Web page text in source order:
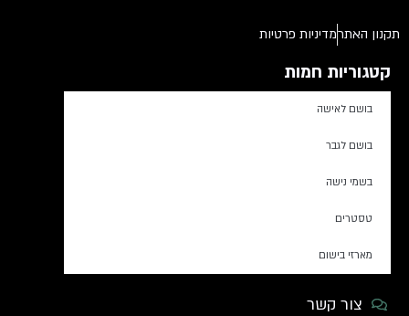
תקנון האתרמדיניות פרטיות
קטגוריות חמות
בושם לאישה
בושם לגבר
בשמי נישה
טסטרים
מארזי בישום
צור קשר